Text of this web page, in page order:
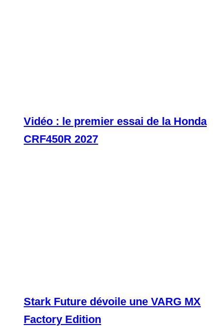
Vidéo : le premier essai de la Honda
CRF450R 2027
Stark Future dévoile une VARG MX
Factory Edition